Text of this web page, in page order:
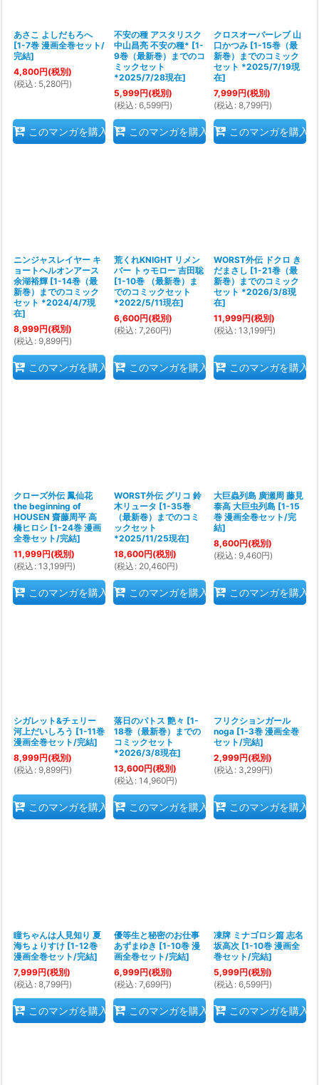
あさこ よしだもろへ
[1-7巻 漫画全巻セット/
完結]
4,800円(税別)
(税込 : 5,280円)
このマンガを購入
不安の種 アスタリスク
中山昌亮 不安の種* [1-
9巻（最新巻）までのコ
ミックセット
*2025/7/28現在]
5,999円(税別)
(税込 : 6,599円)
このマンガを購入
クロスオーバーレブ 山
口かつみ [1-15巻（最
新巻）までのコミック
セット *2025/7/19現
在]
7,999円(税別)
(税込 : 8,799円)
このマンガを購入
ニンジャスレイヤー キ
ョートヘルオンアース
余湖裕輝 [1-14巻（最
新巻）までのコミック
セット *2024/4/7現
在]
8,999円(税別)
(税込 : 9,899円)
このマンガを購入
荒くれKNIGHT リメン
バー トゥモロー 吉田聡
[1-10巻 （最新巻）ま
でのコミックセット
*2022/5/11現在]
6,600円(税別)
(税込 : 7,260円)
このマンガを購入
WORST外伝 ドクロ き
だまさし [1-21巻（最
新巻）までのコミック
セット *2026/3/8現
在]
11,999円(税別)
(税込 : 13,199円)
このマンガを購入
クローズ外伝 鳳仙花
the beginning of
HOUSEN 齋藤周平 高
橋ヒロシ [1-24巻 漫画
全巻セット/完結]
11,999円(税別)
(税込 : 13,199円)
このマンガを購入
WORST外伝 グリコ 鈴
木リュータ [1-35巻
（最新巻）までのコミ
ックセット
*2025/11/25現在]
18,600円(税別)
(税込 : 20,460円)
このマンガを購入
大巨蟲列島 廣瀬周 藤見
泰高 大巨虫列島 [1-15
巻 漫画全巻セット/完
結]
8,600円(税別)
(税込 : 9,460円)
このマンガを購入
シガレット&チェリー
河上だいしろう [1-11巻
漫画全巻セット/完結]
8,999円(税別)
(税込 : 9,899円)
このマンガを購入
落日のパトス 艶々 [1-
18巻（最新巻）までの
コミックセット
*2026/3/8現在]
13,600円(税別)
(税込 : 14,960円)
このマンガを購入
フリクションガール
noga [1-3巻 漫画全巻
セット/完結]
2,999円(税別)
(税込 : 3,299円)
このマンガを購入
瞳ちゃんは人見知り 夏
海ちょりすけ [1-12巻
漫画全巻セット/完結]
7,999円(税別)
(税込 : 8,799円)
このマンガを購入
優等生と秘密のお仕事
あずまゆき [1-10巻 漫
画全巻セット/完結]
6,999円(税別)
(税込 : 7,699円)
このマンガを購入
凍牌 ミナゴロシ篇 志名
坂高次 [1-10巻 漫画全
巻セット/完結]
5,999円(税別)
(税込 : 6,599円)
このマンガを購入